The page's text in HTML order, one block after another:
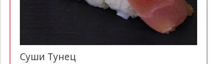
Суши Тунец